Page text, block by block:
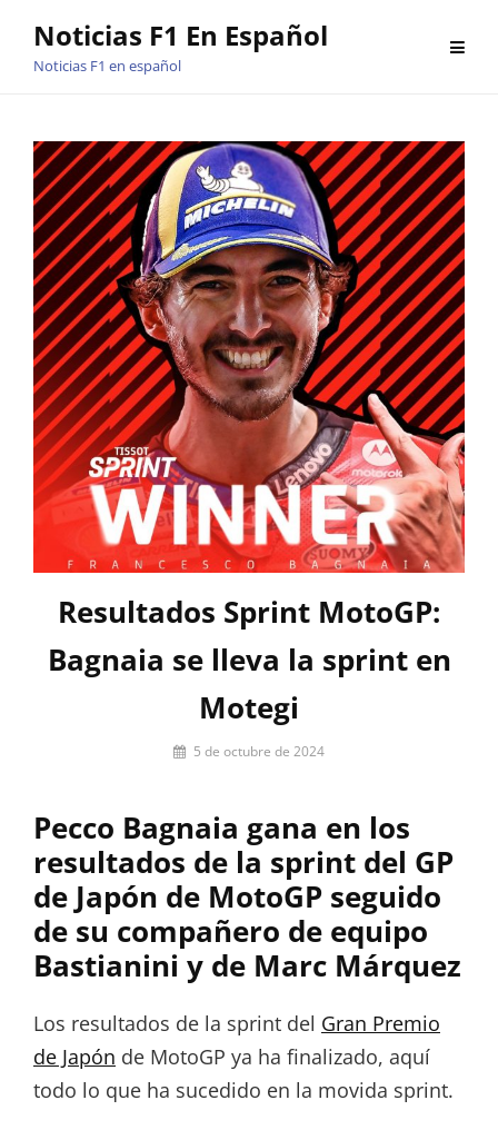
Noticias F1 En Español
Noticias F1 en español
Resultados Sprint MotoGP:
Bagnaia se lleva la sprint en
Motegi
Por 5 de octubre de 2024
Pecco Bagnaia gana en los
resultados de la sprint del GP
de Japón de MotoGP seguido
de su compañero de equipo
Bastianini y de Marc Márquez
Los resultados de la sprint del Gran Premio
de Japón de MotoGP ya ha finalizado, aquí
todo lo que ha sucedido en la movida sprint.